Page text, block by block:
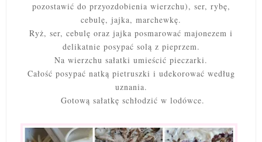
pozostawić do przyozdobienia wierzchu), ser, rybę,
cebulę, jajka, marchewkę.
Ryż, ser, cebulę oraz jajka posmarować majonezem i
delikatnie posypać solą z pieprzem.
Na wierzchu sałatki umieścić pieczarki.
Całość posypać natką pietruszki i udekorować według
uznania.
Gotową sałatkę schłodzić w lodówce.